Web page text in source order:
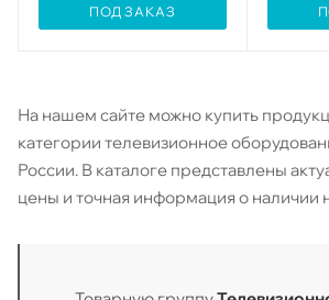
ПОД ЗАКАЗ
На нашем сайте можно купить
категории телевизионное
России. В каталоге представлены
цены и точная информация о наличии